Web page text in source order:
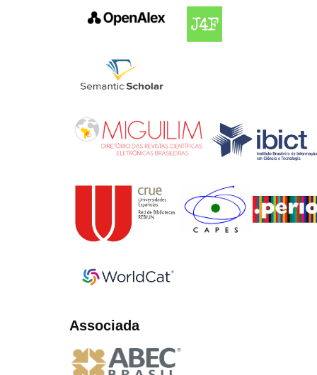
Associada